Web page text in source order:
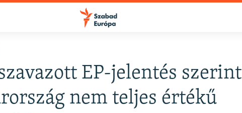
EP-jelentés szerint
nem teljes értékű
FELIRATKOZÁS